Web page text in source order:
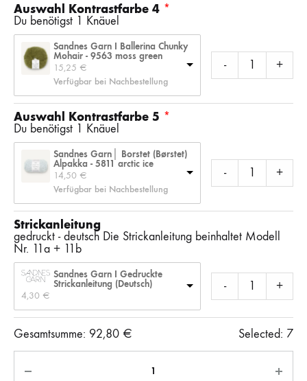
Auswahl Kontrastfarbe 4
Du benötigst 1 Knäuel
Sandnes Garn I Ballerina Chunky
Mohair - 9563 moss green
15,25 €
Verfügbar bei Nachbestellung
- +
Auswahl Kontrastfarbe 5
Du benötigst 1 Knäuel
Sandnes Garn│ Borstet (Børstet)
Alpakka - 5811 arctic ice
14,50 €
Verfügbar bei Nachbestellung
- +
Strickanleitung
gedruckt - deutsch Die Strickanleitung beinhaltet Modell
Nr. 11a + 11b
Sandnes Garn I Gedruckte
Strickanleitung (Deutsch)
4,30 €
- +
Gesamtsumme: 92,80 € Selected: 7
Anzahl